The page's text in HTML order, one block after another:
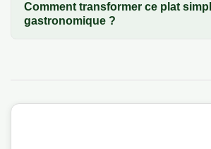
Comment transformer ce plat
gastronomique ?